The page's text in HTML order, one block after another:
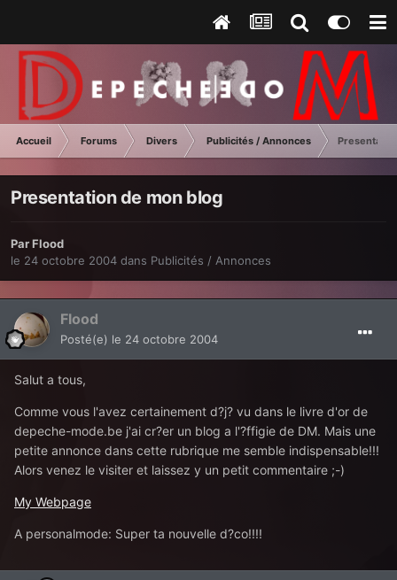
Accueil Forums Divers Publicités / Annonces
Presentation de mon blog
ParFlood
le 24 octobre 2004 dans Publicités / Annonces
Flood
Posté(e) le 24 octobre 2004
Salut a tous,
Comme vous l'avez certainement d?j? vu dans le livre d'or de
depeche-mode.be j'ai cr?er un blog a l'?ffigie de DM. Mais une
petite annonce dans cette rubrique me semble indispensable!!!
Alors venez le visiter et laissez y un petit commentaire ;-)
My Webpage
A personalmode: Super ta nouvelle d?co!!!!